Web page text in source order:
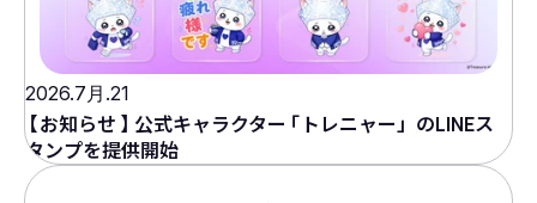
2026.7月.21
【お知らせ 】 公式キャラクター 「 トレニャー」のLINEス
タンプを提供開始